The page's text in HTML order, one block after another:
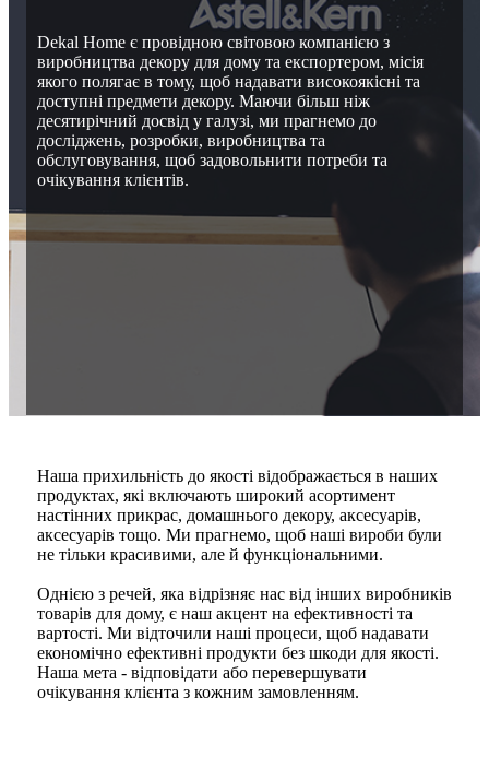
Dekal Home є провідною світовою компанією з
виробництва декору для дому та експортером, місія
якого полягає в тому, щоб надавати високоякісні та
доступні предмети декору. Маючи більш ніж
десятирічний досвід у галузі, ми прагнемо до
досліджень, розробки, виробництва та
обслуговування, щоб задовольнити потреби та
очікування клієнтів.
Наша прихильність до якості відображається в наших
продуктах, які включають широкий асортимент
настінних прикрас, домашнього декору, аксесуарів,
аксесуарів тощо. Ми прагнемо, щоб наші вироби були
не тільки красивими, але й функціональними.
Однією з речей, яка відрізняє нас від інших виробників
товарів для дому, є наш акцент на ефективності та
вартості. Ми відточили наші процеси, щоб надавати
економічно ефективні продукти без шкоди для якості.
Наша мета - відповідати або перевершувати
очікування клієнта з кожним замовленням.